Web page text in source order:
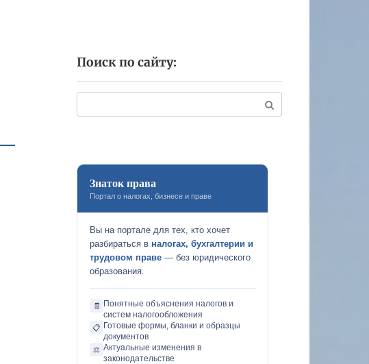
Поиск по сайту:
Знаток права
Портал о налогах, бизнесе и праве
Вы на портале для тех, кто хочет
разбираться в налогах, бухгалтерии и
трудовом праве — без юридического
образования.
🧾
Понятные объяснения налогов и
систем налогообложения
📋 Готовые формы, бланки и образцы
документов
⚖️ Актуальные изменения в
законодательстве